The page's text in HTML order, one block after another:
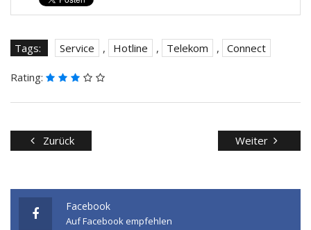
Tags: Service , Hotline , Telekom , Connect
Rating:
Zurück Weiter
Facebook
Auf Facebook empfehlen